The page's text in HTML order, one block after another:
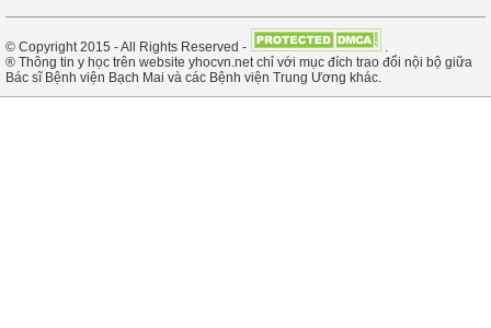
© Copyright 2015 - All Rights Reserved -
.
® Thông tin y học trên website yhocvn.net chỉ với mục đích trao đổi nội bộ giữa
Bác sĩ Bệnh viện Bạch Mai và các Bệnh viện Trung Ương khác.